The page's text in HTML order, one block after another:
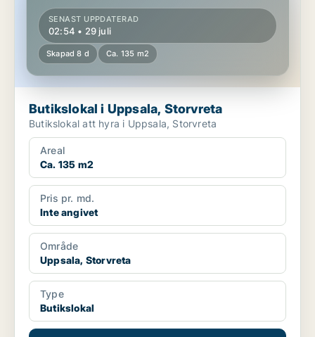
SENAST UPPDATERAD
02:54 • 29 juli
Skapad 8 d Ca. 135 m2
Butikslokal i Uppsala, Storvreta
Butikslokal att hyra i Uppsala, Storvreta
Areal
Ca. 135 m2
Pris pr. md.
Inte angivet
Område
Uppsala, Storvreta
Type
Butikslokal